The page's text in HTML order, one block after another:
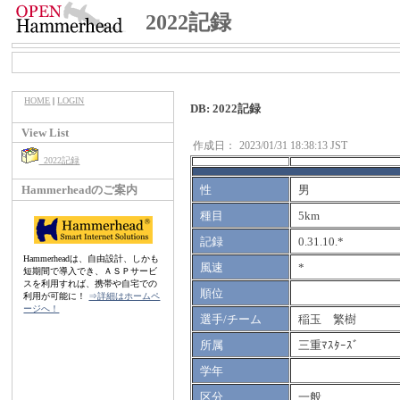
2022記録
HOME |LOGIN
View List
2022記録
Hammerheadのご案内
Hammerheadは、自由設計、しかも
短期間で導入でき、ＡＳＰサービ
スを利用すれば、携帯や自宅での
利用が可能に！ ⇒詳細はホームペ
ージへ！
DB: 2022記録
作成日： 2023/01/31 18:38:13 JST
性
男
種目
5km
記録
0.31.10.*
風速
*
順位
選手/チーム
稲玉 繁樹
所属
三重ﾏｽﾀｰｽﾞ
学年
区分
一般